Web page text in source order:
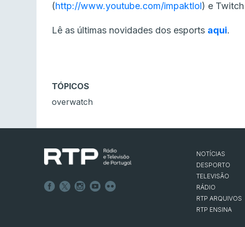
(http://www.youtube.com/impaktlol) e
Lê as últimas novidades dos esports aqui.
TÓPICOS
overwatch
NOTÍCIAS
DESPORTO
TELEVISÃO
RÁDIO
RTP ARQUIVOS
RTP ENSINA